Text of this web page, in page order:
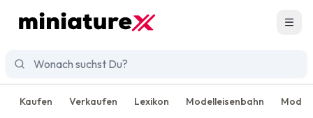
Menü
Kaufen Verkaufen Lexikon Modelleisenbahn